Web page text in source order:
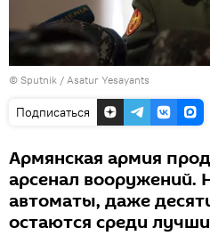
© Sputnik / Asatur Yesayants
Подписаться
Армянская армия
арсенал вооружений.
автоматы, даже
остаются среди